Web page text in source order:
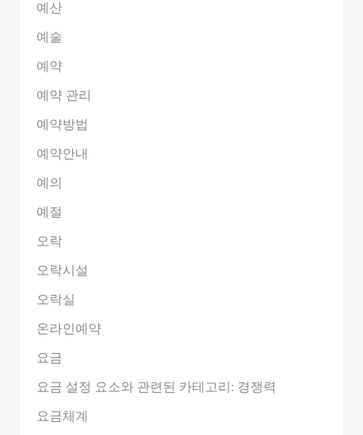
예산
예술
예약
예약 관리
예약방법
예약안내
예의
예절
오락
오락시설
오락실
온라인예약
요금
요금 설정 요소와 관련된 카테고리: 경쟁력
요금체계